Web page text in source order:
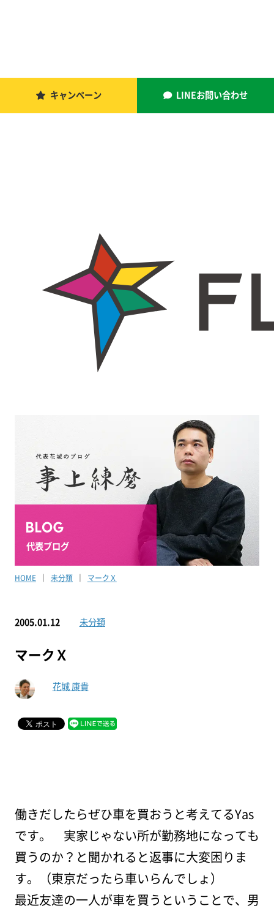
キャンペーン LINEお問い合わせ
代表ブログ
HOME 未分類 マークＸ
2005.01.12 未分類
マークＸ
花城 康貴
働きだしたらぜひ車を買おうと考えてるYas
です。 実家じゃない所が勤務地になっても
買うのか？と聞かれると返事に大変困りま
す。（東京だったら車いらんでしょ）
最近友達の一人が車を買うということで、男